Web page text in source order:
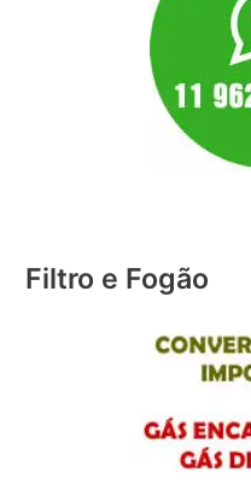
Filtro e Fogão